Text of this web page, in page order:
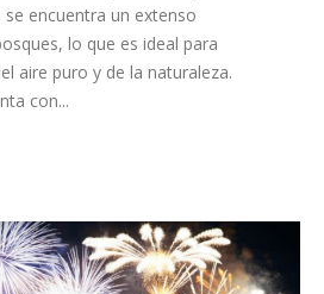
se encuentra un extenso
lo que es ideal para
aire puro y de la naturaleza.
con...